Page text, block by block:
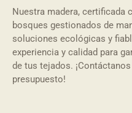
Nuestra madera, certificada
bosques gestionados de
soluciones ecológicas y
experiencia y calidad para
de tus tejados.
presupuesto!